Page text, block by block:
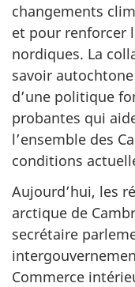
changements
et pour renforcer
nordiques. La
savoir
d’une politique
probantes qui
l’ensemble des
conditions
Aujourd’hui, les
arctique de
secrétaire
Commerce